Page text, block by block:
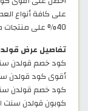
على كافة أنواع
40% على منتجات مختارة في موقع Golden Scent.
تفاصيل عرض
كود خصم قولدن سنت
أقوى كود قولدن سنت
كود خصم قولدن
كوبون قولدن سنت